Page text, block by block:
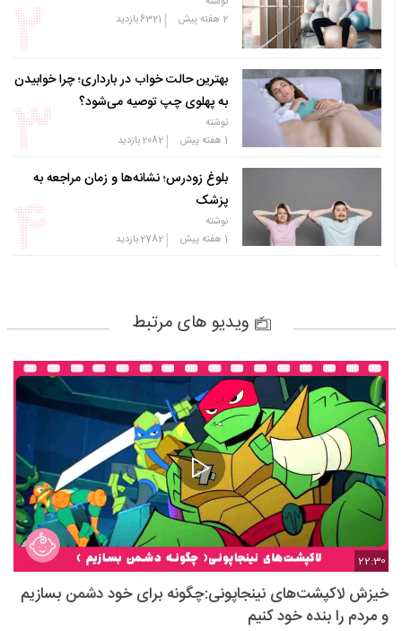
2 هفته پیش
|
6321بازدید
بهترین حالت خواب در بارداری؛ چرا خوابیدن
به پهلوی چپ توصیه می‌شود؟
نوشته
1 هفته پیش
|
2082بازدید
بلوغ زودرس؛ نشانه‌ها و زمان مراجعه به
پزشک
نوشته
1 هفته پیش
|
2782بازدید
ویدیو های مرتبط
22:30
خیزش لاکپشت‌های نینجاپونی:چگونه برای خود دشمن بسازیم
و مردم را بنده خود کنیم